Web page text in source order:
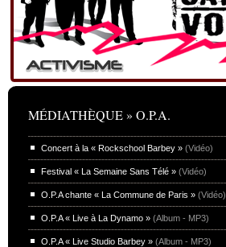
MÉDIATHÈQUE » O.P.A.
Concert à la « Rockschool Barbey » (Vidéo)
Festival « La Semaine Sans Télé » (Vidéo)
O.P.A chante « La Commune de Paris » (Vidéo)
O.P.A « Live à La Dynamo » (Album - MP3)
O.P.A « Live Studio Barbey » (Album - MP3)